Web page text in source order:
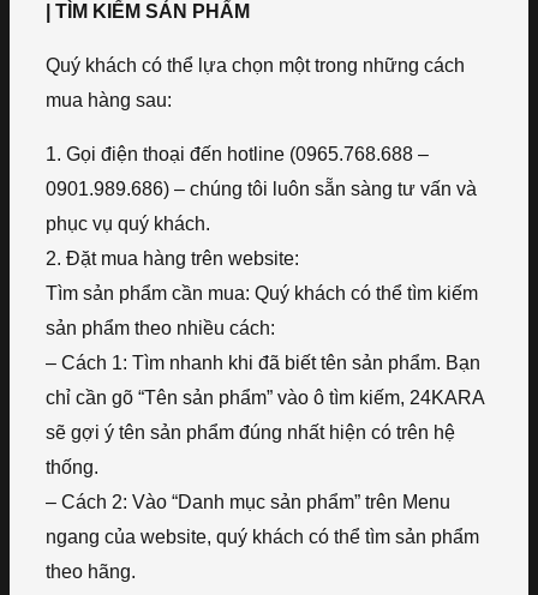
| TÌM KIẾM SẢN PHẨM
Quý khách có thể lựa chọn một trong những cách
mua hàng sau:
1. Gọi điện thoại đến hotline (0965.768.688 –
0901.989.686) – chúng tôi luôn sẵn sàng tư vấn và
phục vụ quý khách.
2. Đặt mua hàng trên website:
Tìm sản phẩm cần mua: Quý khách có thể tìm kiếm
sản phẩm theo nhiều cách:
– Cách 1: Tìm nhanh khi đã biết tên sản phẩm. Bạn
chỉ cần gõ “Tên sản phẩm” vào ô tìm kiếm, 24KARA
sẽ gợi ý tên sản phẩm đúng nhất hiện có trên hệ
thống.
– Cách 2: Vào “Danh mục sản phẩm” trên Menu
ngang của website, quý khách có thể tìm sản phẩm
theo hãng.